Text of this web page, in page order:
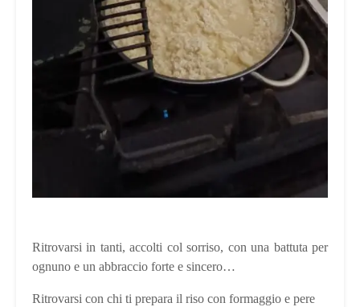
Ritrovarsi in tanti, accolti col sorriso, con una battuta per
ognuno e un abbraccio forte e sincero…
Ritrovarsi con chi ti prepara il riso con formaggio e pere